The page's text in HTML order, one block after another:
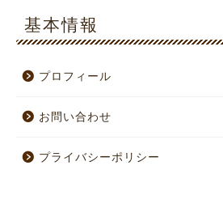
基本情報
プロフィール
お問い合わせ
プライバシーポリシー